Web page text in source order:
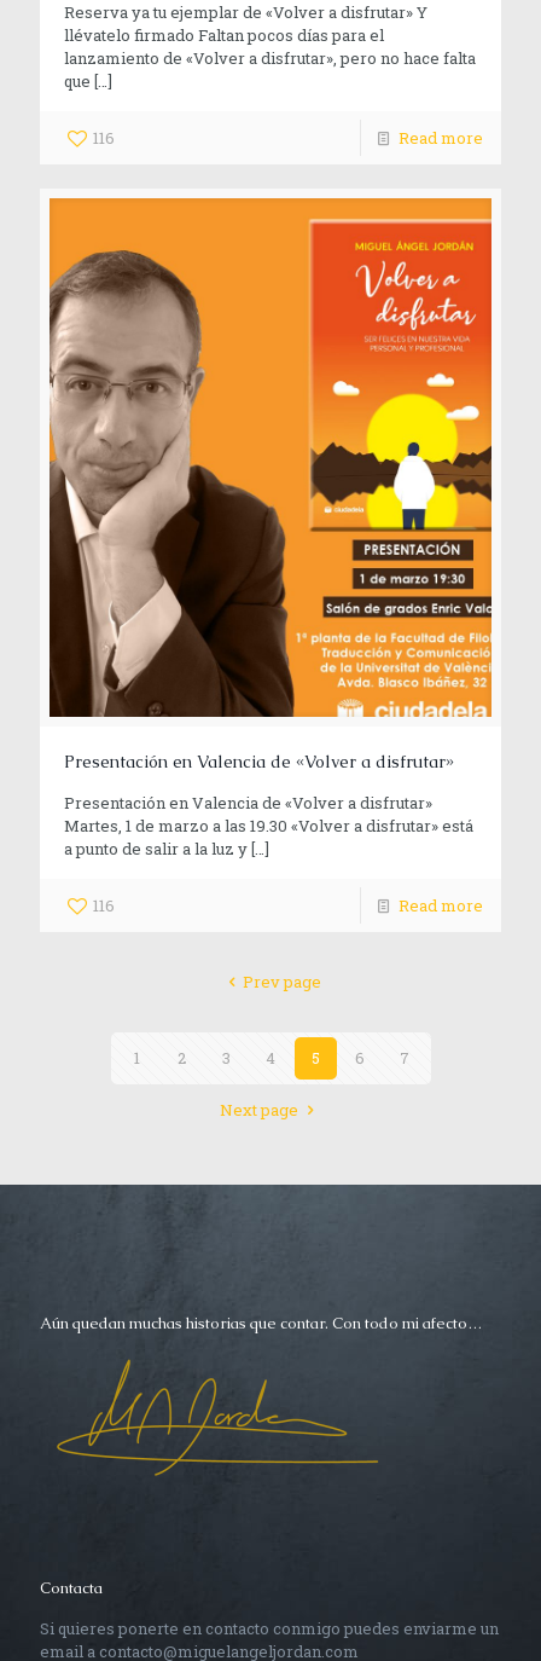
Reserva ya tu ejemplar de «Volver a disfrutar» Y
llévatelo firmado Faltan pocos días para el
lanzamiento de «Volver a disfrutar», pero no hace falta
que […]
116 Read more
Presentación en Valencia de «Volver a disfrutar»
Presentación en Valencia de «Volver a disfrutar»
Martes, 1 de marzo a las 19.30 «Volver a disfrutar» está
a punto de salir a la luz y[…]
116 Read more
Prev page
1 2 3 4 5 6 7
Next page
Aún quedan muchas historias que contar. Con todo mi afecto…
Contacta
Si quieres ponerte en contacto conmigo puedes enviarme un
email a contacto@miguelangeljordan.com